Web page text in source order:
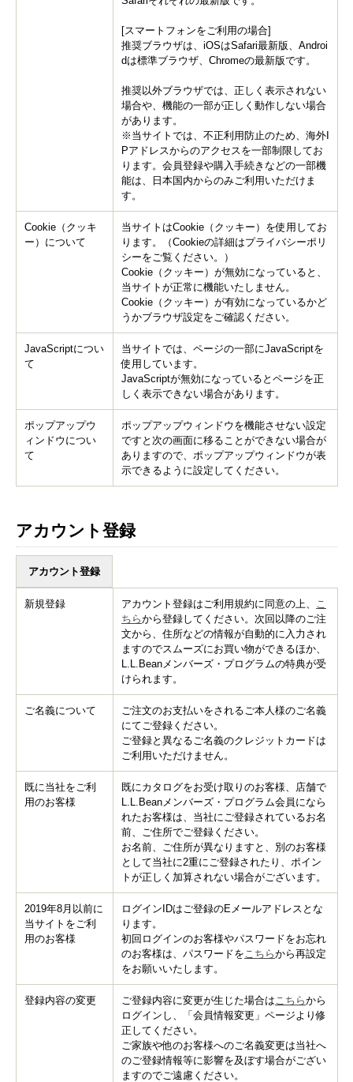
[スマートフォンをご利用の場合]
推奨ブラウザは、iOSはSafari最新版、Androi
dは標準ブラウザ、Chromeの最新版です。
推奨以外ブラウザでは、正しく表示されない
場合や、機能の一部が正しく動作しない場合
があります。
※当サイトでは、不正利用防止のため、海外I
Pアドレスからのアクセスを一部制限してお
ります。会員登録や購入手続きなどの一部機
能は、
日本国内からのみご利用いただけま
す。
Cookie（クッキ
ー）について
当サイトはCookie（クッキー）を使用してお
ります。（Cookieの詳細はプライバシーポリ
シーをご覧ください。）
Cookie（クッキー）が無効になっていると、
当サイトが正常に機能いたしません。
Cookie（クッキー）が有効になっているかど
うかブラウザ設定をご確認ください。
JavaScriptについ
て
当サイトでは、ページの一部にJavaScriptを
使用しています。
JavaScriptが無効になっているとページを正
しく表示できない場合があります。
ポップアップウ
ィンドウについ
て
ポップアップウィンドウを機能させない設定
ですと次の画面に移ることができない場合が
ありますので、ポップアップウィンドウが表
示できるように設定してください。
アカウント登録
アカウント登録
新規登録 アカウント登録はご利用規約に同意の上、 こ
ちらから登録してください。次回以降のご注
文から、住所などの情報が自動的に入力され
ますのでスムーズにお買い物ができるほか、
L.L.Beanメンバーズ・プログラムの特典が受
けられます。
ご名義について
ご注文のお支払いをされるご本人様のご名義
にてご登録ください。
ご登録と異なるご名義のクレジットカードは
ご利用いただけません。
既に当社をご利
用のお客様
既にカタログをお受け取りのお客様、店舗で
L.L.Beanメンバーズ・プログラム会員になら
れたお客様は、当社にご登録されているお名
前、ご住所でご登録ください。
お名前、ご住所が異なりますと、別のお客様
として当社に2重にご登録されたり、ポイン
トが正しく加算されない場合がございます。
2019年8月以前に
当サイトをご利
用のお客様
ログインIDはご登録のEメールアドレスとな
ります。
初回ログインのお客様やパスワードをお忘れ
のお客様は、パスワードをこちらから再設定
をお願いいたします。
登録内容の変更 ご登録内容に変更が生じた場合はこちらから
ログインし、「会員情報変更」ページより修
正してください。
ご家族や他のお客様へのご名義変更は当社へ
のご登録情報等に影響を及ぼす場合がござい
ますのでご遠慮ください。